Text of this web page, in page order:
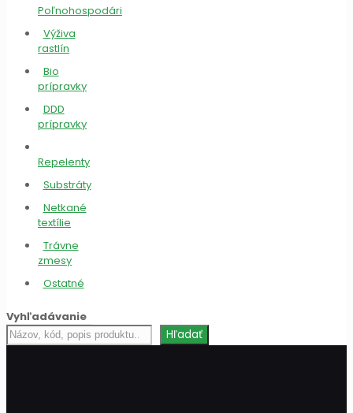
Poľnohospodári
Výživa
rastlín
Bio
prípravky
DDD
prípravky
Repelenty
Substráty
Netkané
textílie
Trávne
zmesy
Ostatné
Vyhľadávanie
Hľadať
produkt
Hľadať